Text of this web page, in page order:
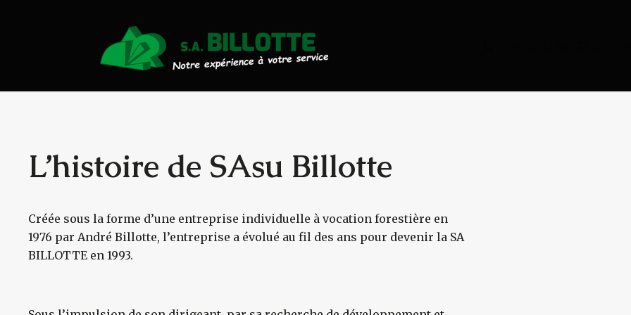
Travaux Publics
Travaux Forestiers
Traitement de Déchets Bois
L’histoire de SAsu Billotte
Créée sous la forme d’une entreprise individuelle à vocation forestière en
1976 par André Billotte, l’entreprise a évolué au fil des ans pour devenir la SA
BILLOTTE en 1993.